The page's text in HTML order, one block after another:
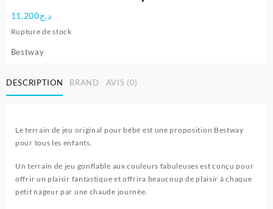
د.ج11,200
Rupture de stock
Bestway
DESCRIPTION BRAND AVIS (0)
Le terrain de jeu original pour bébé est une proposition Bestway
pour tous les enfants.
Un terrain de jeu gonflable aux couleurs fabuleuses est conçu pour
offrir un plaisir fantastique et offrira beaucoup de plaisir à chaque
petit nageur par une chaude journée.